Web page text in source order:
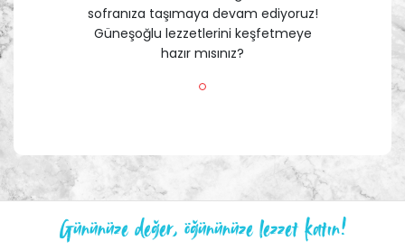
sofranıza taşımaya devam ediyoruz!
Güneşoğlu lezzetlerini keşfetmeye
hazır mısınız?
Gününüze değer, öğününüze lezzet katın!